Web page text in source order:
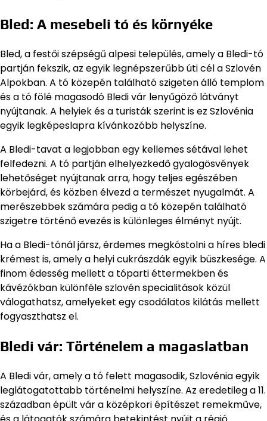
Bled: A mesebeli tó és környéke
Bled, a festői szépségű alpesi település, amely a Bledi-tó
partján fekszik, az egyik legnépszerűbb úti cél a Szlovén
Alpokban. A tó közepén található szigeten álló templom
és a tó fölé magasodó Bledi vár lenyűgöző látványt
nyújtanak. A helyiek és a turisták szerint is ez Szlovénia
egyik legképeslapra kívánkozóbb helyszíne.
A Bledi-tavat a legjobban egy kellemes sétával lehet
felfedezni. A tó partján elhelyezkedő gyalogösvények
lehetőséget nyújtanak arra, hogy teljes egészében
körbejárd, és közben élvezd a természet nyugalmát. A
merészebbek számára pedig a tó közepén található
szigetre történő evezés is különleges élményt nyújt.
Ha a Bledi-tónál jársz, érdemes megkóstolni a híres bledi
krémest is, amely a helyi cukrászdák egyik büszkesége. A
finom édesség mellett a tóparti éttermekben és
kávézókban különféle szlovén specialitások közül
válogathatsz, amelyeket egy csodálatos kilátás mellett
fogyaszthatsz el.
Bledi vár: Történelem a magaslatban
A Bledi vár, amely a tó felett magasodik, Szlovénia egyik
leglátogatottabb történelmi helyszíne. Az eredetileg a 11.
században épült vár a középkori építészet remekműve,